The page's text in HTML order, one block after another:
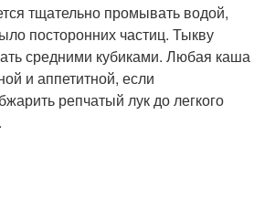
тщательно промывать водой,
посторонних частиц. Тыкву
средними кубиками. Любая каша
и аппетитной, если
репчатый лук до легкого